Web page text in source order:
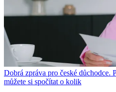
Dobrá zpráva pro české důchodce.
můžete si spočítat o kolik